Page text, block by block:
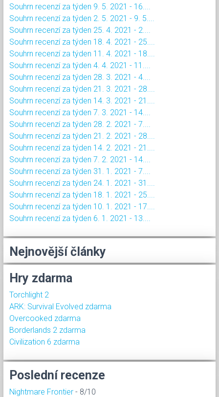
Souhrn recenzí za týden 9. 5. 2021 - 16....
Souhrn recenzí za týden 2. 5. 2021 - 9. 5....
Souhrn recenzí za týden 25. 4. 2021 - 2....
Souhrn recenzí za týden 18. 4. 2021 - 25....
Souhrn recenzí za týden 11. 4. 2021 - 18....
Souhrn recenzí za týden 4. 4. 2021 - 11....
Souhrn recenzí za týden 28. 3. 2021 - 4....
Souhrn recenzí za týden 21. 3. 2021 - 28....
Souhrn recenzí za týden 14. 3. 2021 - 21....
Souhrn recenzí za týden 7. 3. 2021 - 14....
Souhrn recenzí za týden 28. 2. 2021 - 7....
Souhrn recenzí za týden 21. 2. 2021 - 28....
Souhrn recenzí za týden 14. 2. 2021 - 21....
Souhrn recenzí za týden 7. 2. 2021 - 14....
Souhrn recenzí za týden 31. 1. 2021 - 7....
Souhrn recenzí za týden 24. 1. 2021 - 31....
Souhrn recenzí za týden 18. 1. 2021 - 25....
Souhrn recenzí za týden 10. 1. 2021 - 17....
Souhrn recenzí za týden 6. 1. 2021 - 13....
Nejnovější články
Hry zdarma
Torchlight 2
ARK: Survival Evolved zdarma
Overcooked zdarma
Borderlands 2 zdarma
Civilization 6 zdarma
Poslední recenze
Nightmare Frontier - 8/10